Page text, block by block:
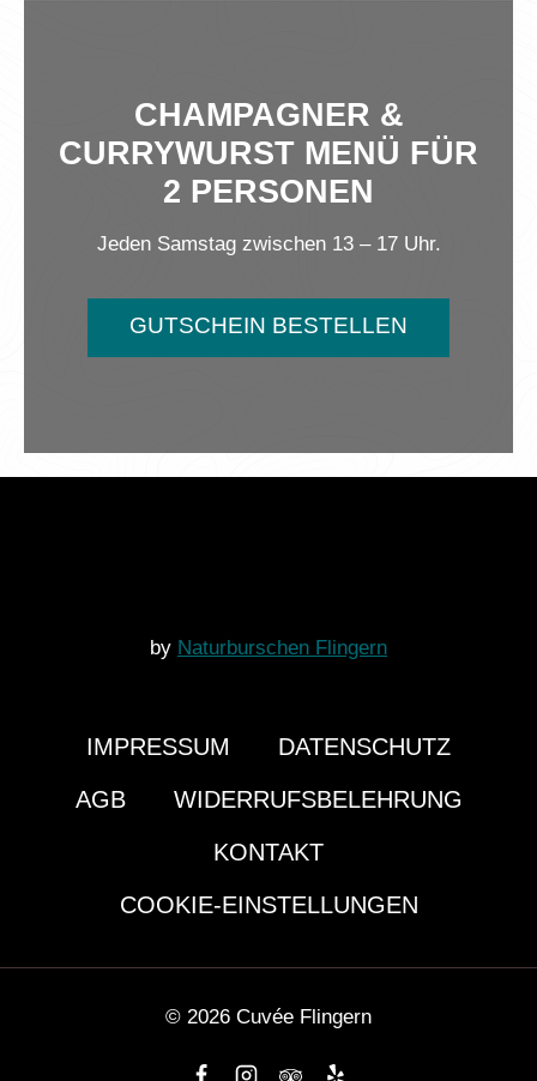
CHAMPAGNER &
CURRYWURST MENÜ FÜR
2 PERSONEN
Jeden Samstag zwischen 13 – 17 Uhr.
GUTSCHEIN BESTELLEN
by Naturburschen Flingern
IMPRESSUM
DATENSCHUTZ
AGB
WIDERRUFSBELEHRUNG
KONTAKT
COOKIE-EINSTELLUNGEN
© 2026 Cuvée Flingern